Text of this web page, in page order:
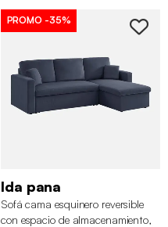
PROMO -35%
Ida pana
Sofá cama esquinero reversible
con espacio de almacenamiento,